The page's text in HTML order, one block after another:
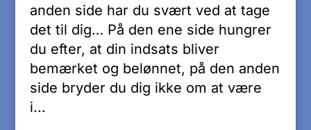
anden side har du svært ved at tage
det til dig… På den ene side hungrer
du efter, at din indsats bliver
bemærket og belønnet, på den anden
side bryder du dig ikke om at være
i...